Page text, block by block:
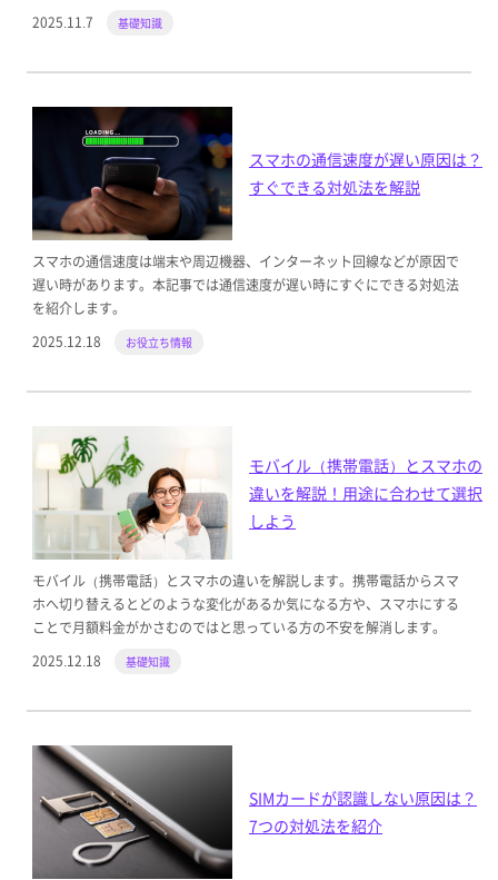
2025.11.7
基礎知識
スマホの通信速度が遅い原因は？
すぐできる対処法を解説
スマホの通信速度は端末や周辺機器、インターネット回線などが原因で
遅い時があります。本記事では通信速度が遅い時にすぐにできる対処法
を紹介します。
2025.12.18
お役立ち情報
モバイル（携帯電話）とスマホの
違いを解説！用途に合わせて選択
しよう
モバイル（携帯電話）とスマホの違いを解説します。携帯電話からスマ
ホへ切り替えるとどのような変化があるか気になる方や、スマホにする
ことで月額料金がかさむのではと思っている方の不安を解消します。
2025.12.18
基礎知識
SIMカードが認識しない原因は？
7つの対処法を紹介